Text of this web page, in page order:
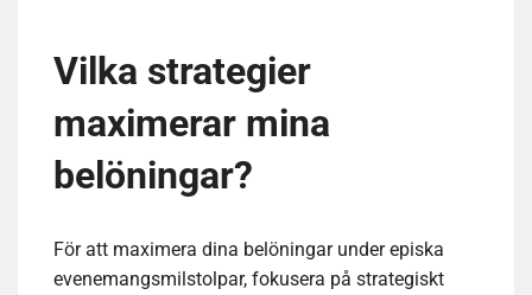
Vilka strategier
maximerar mina
belöningar?
För att maximera dina belöningar under episka
evenemangsmilstolpar, fokusera på strategiskt